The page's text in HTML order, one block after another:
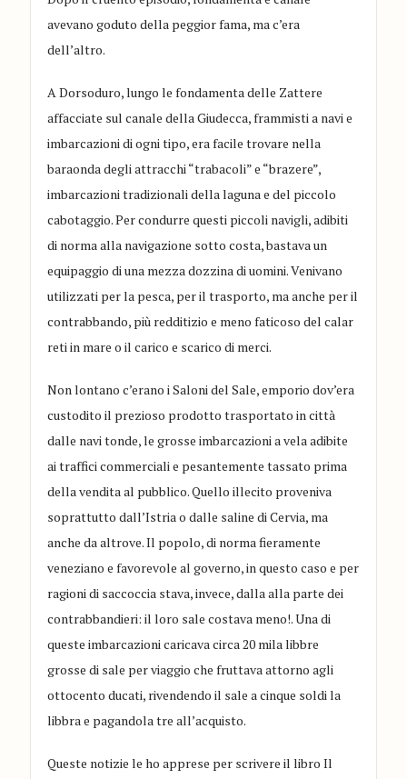
avevano goduto della peggior fama, ma c’era
dell’altro.
A Dorsoduro, lungo le fondamenta delle Zattere
affacciate sul canale della Giudecca, frammisti a navi e
imbarcazioni di ogni tipo, era facile trovare nella
baraonda degli attracchi “trabacoli” e “brazere”,
imbarcazioni tradizionali della laguna e del piccolo
cabotaggio. Per condurre questi piccoli navigli, adibiti
di norma alla navigazione sotto costa, bastava un
equipaggio di una mezza dozzina di uomini. Venivano
utilizzati per la pesca, per il trasporto, ma anche per il
contrabbando, più redditizio e meno faticoso del calar
reti in mare o il carico e scarico di merci.
Non lontano c’erano i Saloni del Sale, emporio dov’era
custodito il prezioso prodotto trasportato in città
dalle navi tonde, le grosse imbarcazioni a vela adibite
ai traffici commerciali e pesantemente tassato prima
della vendita al pubblico. Quello illecito proveniva
soprattutto dall’Istria o dalle saline di Cervia, ma
anche da altrove. Il popolo, di norma fieramente
veneziano e favorevole al governo, in questo caso e per
ragioni di saccoccia stava, invece, dalla alla parte dei
contrabbandieri: il loro sale costava meno!. Una di
queste imbarcazioni caricava circa 20 mila libbre
grosse di sale per viaggio che fruttava attorno agli
ottocento ducati, rivendendo il sale a cinque soldi la
libbra e pagandola tre all’acquisto.
Queste notizie le ho apprese per scrivere il libro Il